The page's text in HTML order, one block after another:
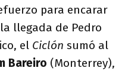
para encarar
llegada de Pedro
el Ciclón sumó al
Bareiro (Monterrey),